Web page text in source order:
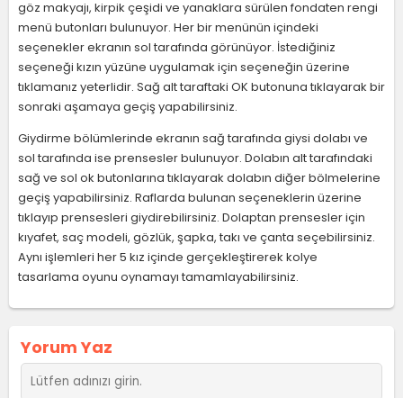
göz makyajı, kirpik çeşidi ve yanaklara sürülen fondaten rengi
menü butonları bulunuyor. Her bir menünün içindeki
seçenekler ekranın sol tarafında görünüyor. İstediğiniz
seçeneği kızın yüzüne uygulamak için seçeneğin üzerine
tıklamanız yeterlidir. Sağ alt taraftaki OK butonuna tıklayarak bir
sonraki aşamaya geçiş yapabilirsiniz.
Giydirme bölümlerinde ekranın sağ tarafında giysi dolabı ve
sol tarafında ise prensesler bulunuyor. Dolabın alt tarafındaki
sağ ve sol ok butonlarına tıklayarak dolabın diğer bölmelerine
geçiş yapabilirsiniz. Raflarda bulunan seçeneklerin üzerine
tıklayıp prensesleri giydirebilirsiniz. Dolaptan prensesler için
kıyafet, saç modeli, gözlük, şapka, takı ve çanta seçebilirsiniz.
Aynı işlemleri her 5 kız içinde gerçekleştirerek kolye
tasarlama oyunu oynamayı tamamlayabilirsiniz.
Yorum Yaz